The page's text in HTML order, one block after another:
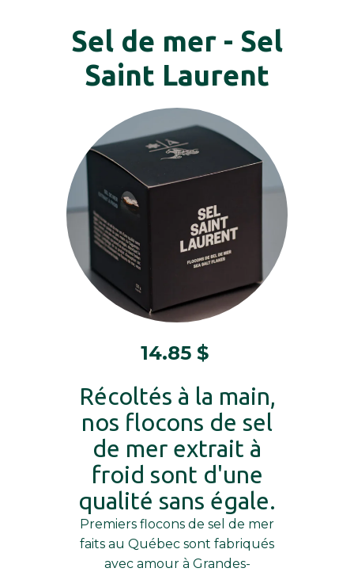
Sel de mer - Sel
Saint Laurent
14.85 $
Récoltés à la main,
nos flocons de sel
de mer extrait à
froid sont d'une
qualité sans égale.
Premiers flocons de sel de mer
faits au Québec sont fabriqués
avec amour à Grandes-